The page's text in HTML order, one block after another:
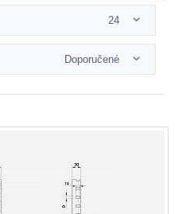
24
Doporučené